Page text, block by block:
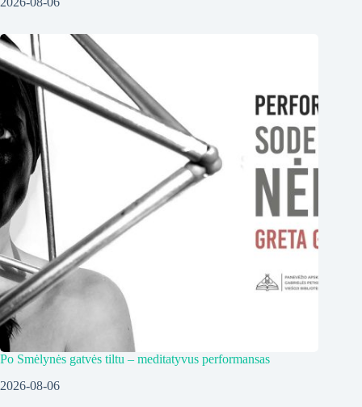
Po Smėlynės gatvės tiltu – meditatyvus performansas
2026-08-06